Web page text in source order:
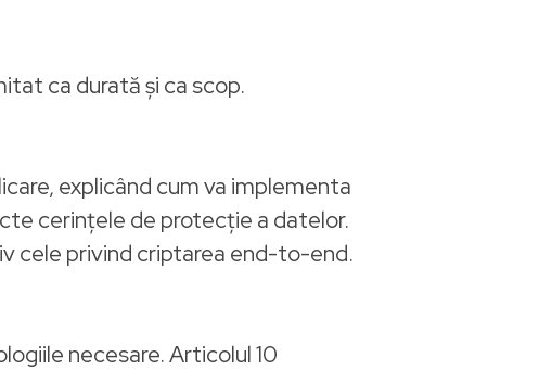
ca durată și ca scop.
explicând cum va implementa
cerințele de protecție a datelor.
cele privind criptarea end-to-end.
necesare. Articolul 10